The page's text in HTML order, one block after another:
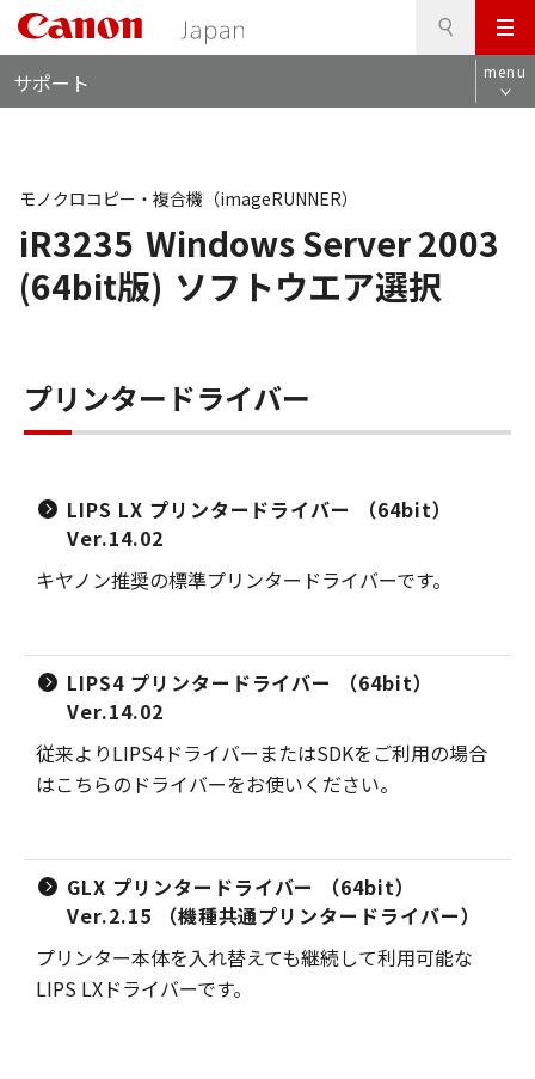
メ
ニ
ュ
サポート menu
iR3235 Windows Server 2003
(64bit版) ソフトウエア選択
モノクロコピー・複合機（imageRUNNER）
プリンタードライバー
LIPS LX プリンタードライバー （64bit）
Ver.14.02
キヤノン推奨の標準プリンタードライバーです。
LIPS4 プリンタードライバー （64bit）
Ver.14.02
従来よりLIPS4ドライバーまたはSDKをご利用の場合
はこちらのドライバーをお使いください。
GLX プリンタードライバー （64bit）
Ver.2.15 （機種共通プリンタードライバー）
プリンター本体を入れ替えても継続して利用可能な
LIPS LXドライバーです。